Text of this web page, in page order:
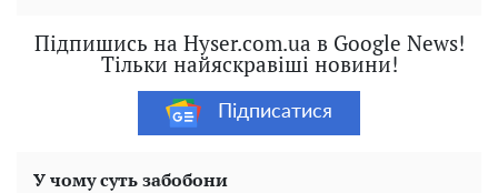
Підпишись на Hyser.com.ua в Google News!
Тільки найяскравіші новини!
Підписатися
У чому суть забобони